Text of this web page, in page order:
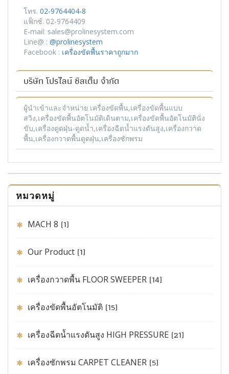
โทร. 02-9764404-8
แฟ็กซ์. 02-9764409
E-mail: sales@prolinesystem.com
Line@ : @prolinesystem
Facebook : เครื่องขัดพื้นราคาถูกมาก
บริษัท โปรไลน์ ซิสเต็ม จำกัด
ผู้นำเข้าและจำหน่าย เครื่องขัดพื้น,เครื่องขัดพื้นแบบ
สวิง,เครื่องขัดพื้นอัตโนมัติเดินตาม,เครื่องขัดพื้นอัตโนมัตินั่ง
ขับ,เครื่องดูดฝุ่น-ดูดน้ำ,เครื่องฉีดน้ำแรงดันสูง,เครื่องกวาด
พื้น,เครื่องกวาดพื้นดูดฝุ่น,เครื่องซักพรม
หมวดหมู่
MACH 8 (1)
Our Product (1)
เครื่องกวาดพื้น FLOOR SWEEPER (14)
เครื่องขัดพื้นอัตโนมัติ (15)
เครื่องฉีดน้ำแรงดันสูง HIGH PRESSURE (21)
เครื่องซักพรม CARPET CLEANER (5)